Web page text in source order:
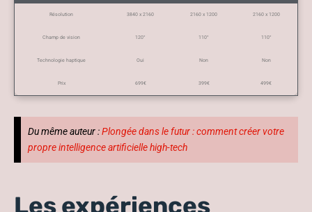
Résolution 3840 x 2160 2160 x 1200 2160 x 1200
Champ de vision 120° 110° 110°
Technologie haptique Oui Non Non
Prix 699€ 399€ 499€
Du même auteur :Plongée dans le futur : comment créer votre
propre intelligence artificielle high-tech
Les expériences